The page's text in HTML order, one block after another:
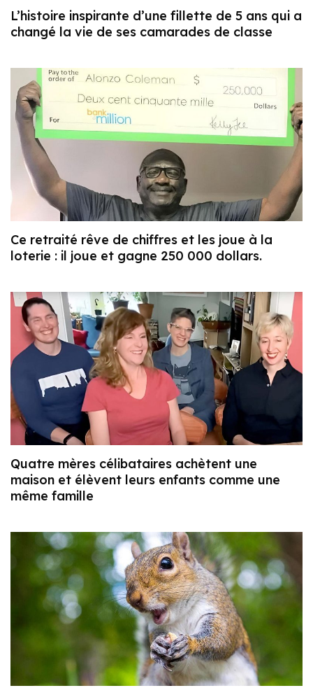
L’histoire inspirante d’une fillette de 5 ans qui a
changé la vie de ses camarades de classe
Ce retraité rêve de chiffres et les joue à la
loterie : il joue et gagne 250 000 dollars.
Quatre mères célibataires achètent une
maison et élèvent leurs enfants comme une
même famille